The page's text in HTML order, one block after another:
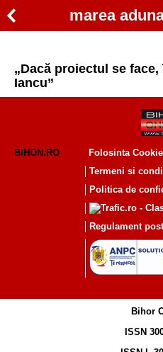
marea
„Dacă proiectul se
Iancu”
BIHON.RO
Folosinta
Termeni si
Politica de
Regulament
Bihor
ISSN